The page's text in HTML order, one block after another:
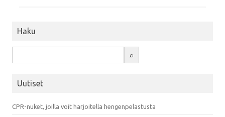
Haku
Uutiset
CPR-nuket, joilla voit harjoitella hengenpelastusta